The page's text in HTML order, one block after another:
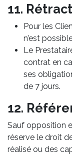
11.
Pour les
n’est
Le
contrat en
ses
de 7 jours.
12.
Sauf opposition
réserve le droit
réalisé ou des